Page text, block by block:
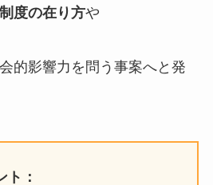
制度の在り方や
的影響力を問う事案へと発
ト：